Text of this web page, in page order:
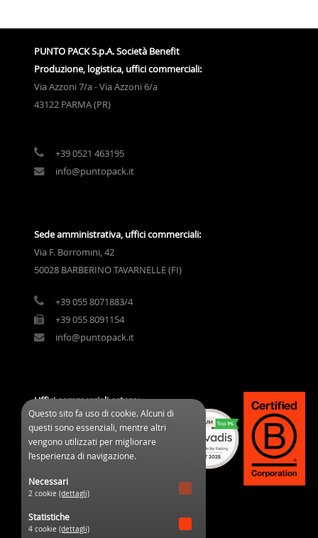
PUNTO PACK S.p.A. Società Benefit
Produzione, logistica, uffici commerciali:
Via Azzoni 7/a - Via Azzoni 6/a
43122 PARMA (PR)
+39 0521 463195
info@puntopack.it
Sede amministrativa, uffici commerciali:
Via F. Borromini, 42
50028 BARBERINO TAVARNELLE (FI)
+39 055 8071883/4
+39 055 8091154
info@puntopack.it
Uffici commerciali estero:
3 Cours des Clos Durs
03800 Gannat (France)
commercial@ppifrance.com
Questo sito fa uso di cookie. Alcuni di
questi sono essenziali, mentre altri
vengono utilizzati per migliorare
l’esperienza di navigazione.
Necessari
2 cookie (dettagli)
Statistiche
4 cookie (dettagli)